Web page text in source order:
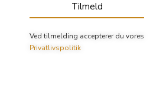
Tilmeld
Ved tilmelding accepterer du vores
Privatlivspolitik